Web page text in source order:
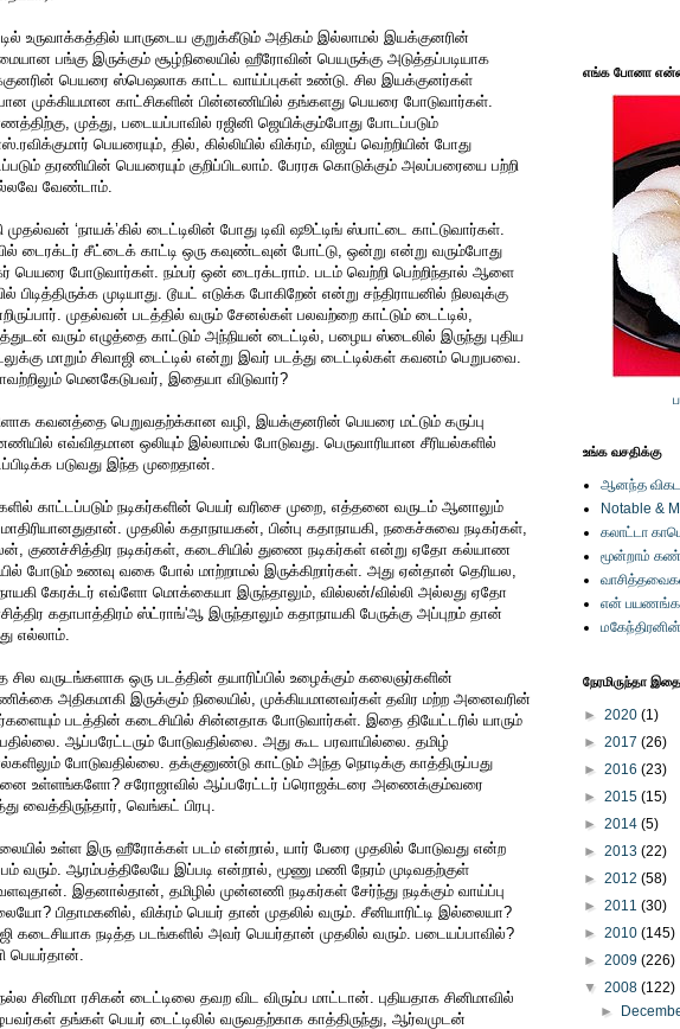
உருவாக்கத்தில் யாருடைய குறுக்கீடும் அதிகம் இல்லாமல் இயக்குனரின்
பங்கு இருக்கும் சூழ்நிலையில் ஹீரோவின் பெயருக்கு அடுத்தப்படியாக
பெயரை ஸ்பெஷலாக காட்ட வாய்ப்புகள் உண்டு. சில இயக்குனர்கள்
முக்கியமான காட்சிகளின் பின்னணியில் தங்களது பெயரை போடுவார்கள்.
முத்து, படையப்பாவில் ரஜினி ஜெயிக்கும்போது போடப்படும்
பெயரையும், தில், கில்லியில் விக்ரம், விஜய் வெற்றியின் போது
தரணியின் பெயரையும் குறிப்பிடலாம். பேரரசு கொடுக்கும் அலப்பரையை பற்றி
வேண்டாம்.
முதல்வன் ‘நாயக்’கில் டைட்டிலின் போது டிவி ஷூட்டிங் ஸ்பாட்டை காட்டுவார்கள்.
டைரக்டர் சீட்டைக் காட்டி ஒரு கவுண்டவுன் போட்டு, ஒன்று என்று வரும்போது
பெயரை போடுவார்கள். நம்பர் ஒன் டைரக்டராம். படம் வெற்றி பெற்றிந்தால் ஆளை
பிடித்திருக்க முடியாது. டூயட் எடுக்க போகிறேன் என்று சந்திராயனில் நிலவுக்கு
முதல்வன் படத்தில் வரும் சேனல்கள் பலவற்றை காட்டும் டைட்டில்,
வரும் எழுத்தை காட்டும் அந்நியன் டைட்டில், பழைய ஸ்டைலில் இருந்து புதிய
மாறும் சிவாஜி டைட்டில் என்று இவர் படத்து டைட்டில்கள் கவனம் பெறுபவை.
மெனகேடுபவர், இதையா விடுவார்?
கவனத்தை பெறுவதற்க்கான வழி, இயக்குனரின் பெயரை மட்டும் கருப்பு
எவ்விதமான ஒலியும் இல்லாமல் போடுவது. பெருவாரியான சீரியல்களில்
படுவது இந்த முறைதான்.
காட்டப்படும் நடிகர்களின் பெயர் வரிசை முறை, எத்தனை வருடம் ஆனாலும்
முதலில் கதாநாயகன், பின்பு கதாநாயகி, நகைச்சுவை நடிகர்கள்,
குணச்சித்திர நடிகர்கள், கடைசியில் துணை நடிகர்கள் என்று ஏதோ கல்யாண
போடும் உணவு வகை போல் மாற்றாமல் இருக்கிறார்கள். அது ஏன்தான் தெரியல,
கேரக்டர் எவ்ளோ மொக்கையா இருந்தாலும், வில்லன்/வில்லி அல்லது ஏதோ
கதாபாத்திரம் ஸ்ட்ராங்'ஆ இருந்தாலும் கதாநாயகி பேருக்கு அப்புறம் தான்
எல்லாம்.
சில வருடங்களாக ஒரு படத்தின் தயாரிப்பில் உழைக்கும் கலைஞர்களின்
அதிகமாகி இருக்கும் நிலையில், முக்கியமானவர்கள் தவிர மற்ற அனைவரின்
படத்தின் கடைசியில் சின்னதாக போடுவார்கள். இதை தியேட்டரில் யாரும்
ஆப்பரேட்டரும் போடுவதில்லை. அது கூட பரவாயில்லை. தமிழ்
போடுவதில்லை. தக்குனுண்டு காட்டும் அந்த நொடிக்கு காத்திருப்பது
உள்ளங்களோ? சரோஜாவில் ஆப்பரேட்டர் ப்ரொஜக்டரை அணைக்கும்வரை
வைத்திருந்தார், வெங்கட் பிரபு.
உள்ள இரு ஹீரோக்கள் படம் என்றால், யார் பேரை முதலில் போடுவது என்ற
வரும். ஆரம்பத்திலேயே இப்படி என்றால், மூணு மணி நேரம் முடிவதற்குள்
இதனால்தான், தமிழில் முன்னணி நடிகர்கள் சேர்ந்து நடிக்கும் வாய்ப்பு
பிதாமகனில், விக்ரம் பெயர் தான் முதலில் வரும். சீனியாரிட்டி இல்லையா?
கடைசியாக நடித்த படங்களில் அவர் பெயர்தான் முதலில் வரும். படையப்பாவில்?
பெயர்தான்.
சினிமா ரசிகன் டைட்டிலை தவற விட விரும்ப மாட்டான். புதியதாக சினிமாவில்
தங்கள் பெயர் டைட்டிலில் வருவதற்காக காத்திருந்து, ஆர்வமுடன்
எங்க போனா என்ன
உங்க வசதிக்கு
ஆனந்த
Notable &
கலாட்டா
மூன்றாம்
என்
நேரமிருந்தா
► 2020 (1)
► 2017 (26)
► 2016 (23)
► 2015 (15)
► 2014 (5)
► 2013 (22)
► 2012 (58)
► 2011 (30)
► 2010 (145)
► 2009 (226)
▼ 2008 (122)
►